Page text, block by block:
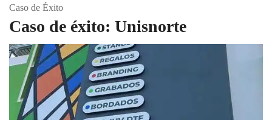
Caso de Éxito
Caso de éxito: Unisnorte